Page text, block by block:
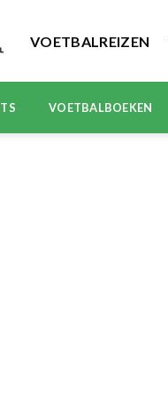
VOETBALREIZEN
VOETBALBOEKEN